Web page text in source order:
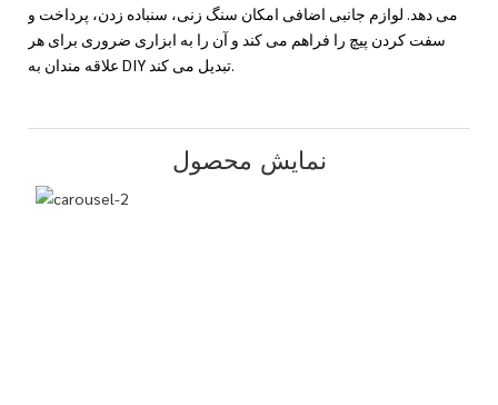
می دهد. لوازم جانبی اضافی امکان سنگ زنی، سنباده زدن، پرداخت و
سفت کردن پیچ را فراهم می کند و آن را به ابزاری ضروری برای هر
علاقه مندان به DIY تبدیل می کند.
نمایش محصول